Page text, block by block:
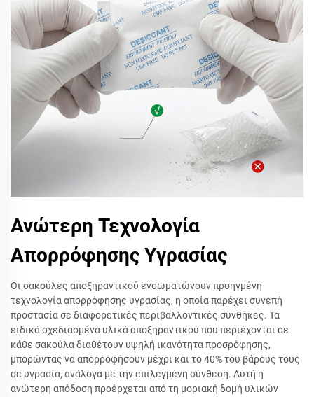
Ανώτερη Τεχνολογία
Απορρόφησης Υγρασίας
Οι σακούλες αποξηραντικού ενσωματώνουν προηγμένη
τεχνολογία απορρόφησης υγρασίας, η οποία παρέχει συνεπή
προστασία σε διαφορετικές περιβαλλοντικές συνθήκες. Τα
ειδικά σχεδιασμένα υλικά αποξηραντικού που περιέχονται σε
κάθε σακούλα διαθέτουν υψηλή ικανότητα προσρόφησης,
μπορώντας να απορροφήσουν μέχρι και το 40% του βάρους τους
σε υγρασία, ανάλογα με την επιλεγμένη σύνθεση. Αυτή η
ανώτερη απόδοση προέρχεται από τη μοριακή δομή υλικών